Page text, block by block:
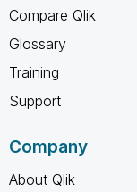
Compare Qlik
Glossary
Training
Support
Company
About Qlik